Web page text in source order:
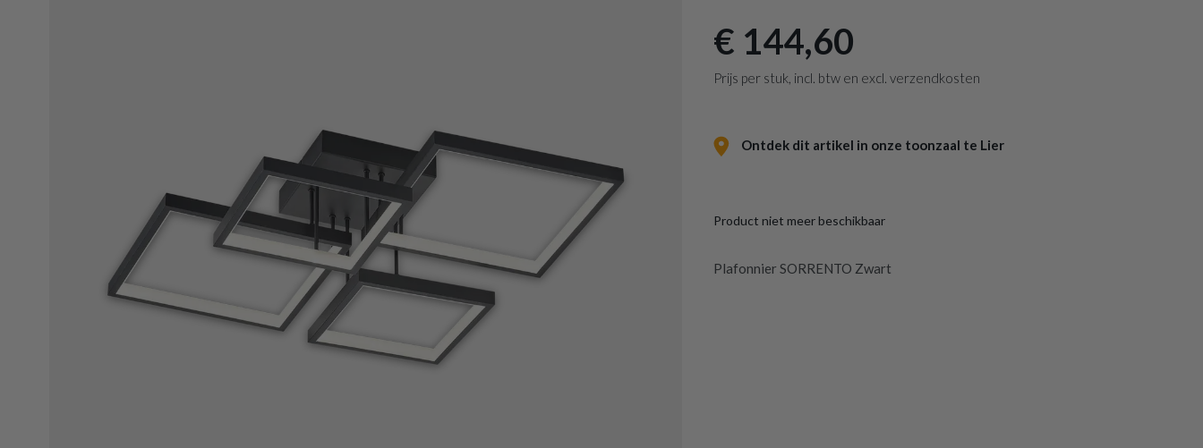
€ 144,60
Prijs per stuk, incl. btw en excl. verzendkosten
Ontdek dit artikel in onze toonzaal te Lier
Product niet meer beschikbaar
Plafonnier SORRENTO Zwart